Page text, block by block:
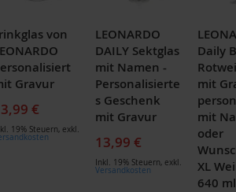
von
Gravur
€
19% Steuern, exkl.
LEONARDO
DAILY Sektglas
mit Namen -
Personalisierte
s Geschenk
mit Gravur
13,99 €
Inkl. 19% Steuern, exkl.
Versandkosten
Daily
mit
mit
oder
XL
640